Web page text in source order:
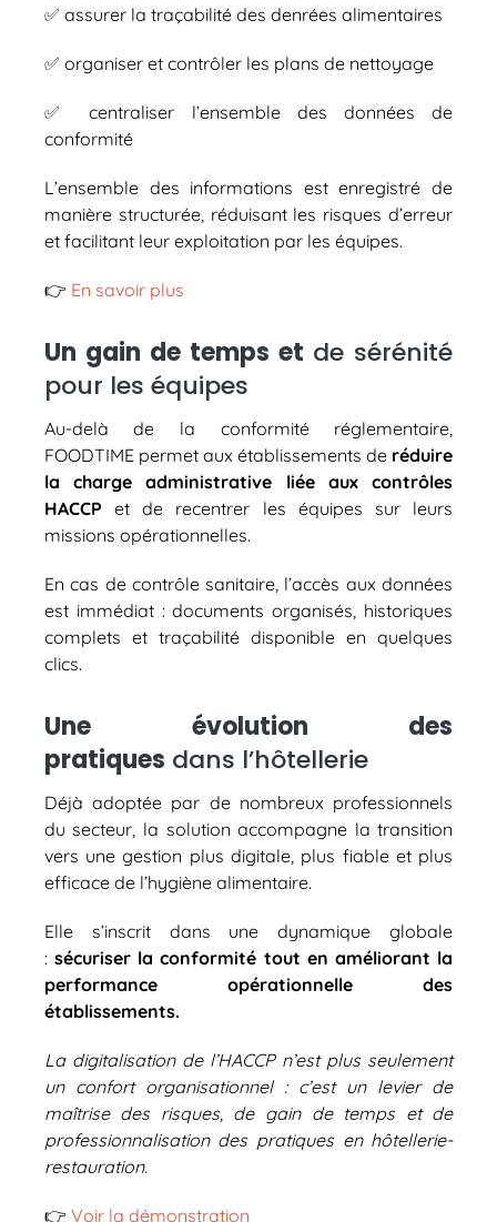
✅​ assurer la traçabilité des denrées alimentaires
✅​ organiser et contrôler les plans de nettoyage
✅​ centraliser l’ensemble des données de
conformité
L’ensemble des informations est enregistré de
manière structurée, réduisant les risques d’erreur
et facilitant leur exploitation par les équipes.
👉​ En savoir plus
Un gain de temps et de sérénité
pour les équipes
Au-delà de la conformité réglementaire,
FOODTIME permet aux établissements de réduire
la charge administrative liée aux contrôles
HACCP et de recentrer les équipes sur leurs
missions opérationnelles.
En cas de contrôle sanitaire, l’accès aux données
est immédiat : documents organisés, historiques
complets et traçabilité disponible en quelques
clics.
Une évolution des
pratiques dans l’hôtellerie
Déjà adoptée par de nombreux professionnels
du secteur, la solution accompagne la transition
vers une gestion plus digitale, plus fiable et plus
efficace de l’hygiène alimentaire.
Elle s’inscrit dans une dynamique globale
:sécuriser la conformité tout en améliorant la
performance opérationnelle des
établissements.
La digitalisation de l’HACCP n’est plus seulement
un confort organisationnel : c’est un levier de
maîtrise des risques, de gain de temps et de
professionnalisation des pratiques en hôtellerie-
restauration.
👉​ Voir la démonstration